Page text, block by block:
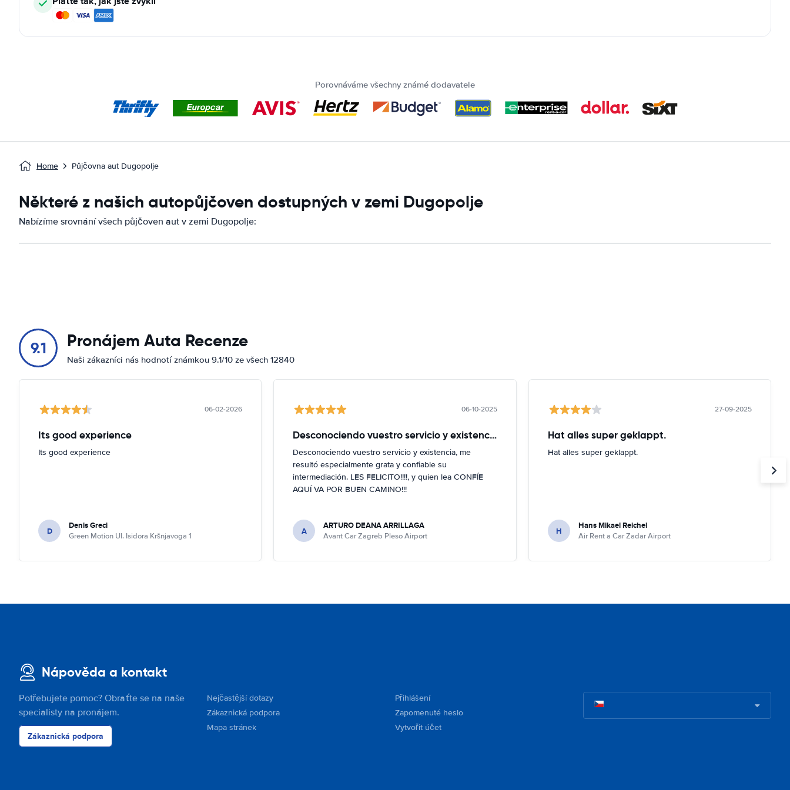
Porovnáváme všechny známé dodavatele
Home Půjčovna aut Dugopolje
Některé z našich autopůjčoven dostupných v zemi Dugopolje
Nabízíme srovnání všech půjčoven aut v zemi Dugopolje:
9.1 Pronájem Auta Recenze
Naši zákazníci nás hodnotí známkou 9.1/10 ze všech 12840
06-02-2026
Its good experience
Its good experience
D Denis Greci
Green Motion Ul. Isidora Kršnjavoga 1
06-10-2025
Desconociendo vuestro servicio y existencia
Desconociendo vuestro servicio y existencia, me
resultó especialmente grata y confiable su
intermediación. LES FELICITO!!!!, y quien lea CONFÍE
AQUÍ VA POR BUEN CAMINO!!!
A ARTURO DEANA ARRILLAGA
Avant Car Zagreb Pleso Airport
27-09-2025
Hat alles super geklappt.
Hat alles super geklappt.
H Hans Mikael Reichel
Air Rent a Car Zadar Airport
Nápověda a kontakt
Potřebujete pomoc? Obraťte se na naše
specialisty na pronájem.
Zákaznická podpora
Nejčastější dotazy
Zákaznická podpora
Mapa stránek
Přihlášení
Zapomenuté heslo
Vytvořit účet